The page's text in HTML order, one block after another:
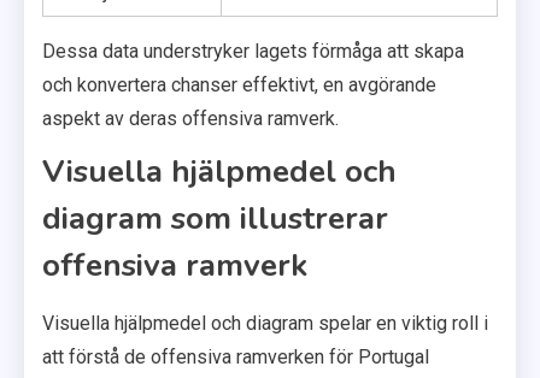
Dessa data understryker lagets förmåga att skapa
och konvertera chanser effektivt, en avgörande
aspekt av deras offensiva ramverk.
Visuella hjälpmedel och
diagram som illustrerar
offensiva ramverk
Visuella hjälpmedel och diagram spelar en viktig roll i
att förstå de offensiva ramverken för Portugal